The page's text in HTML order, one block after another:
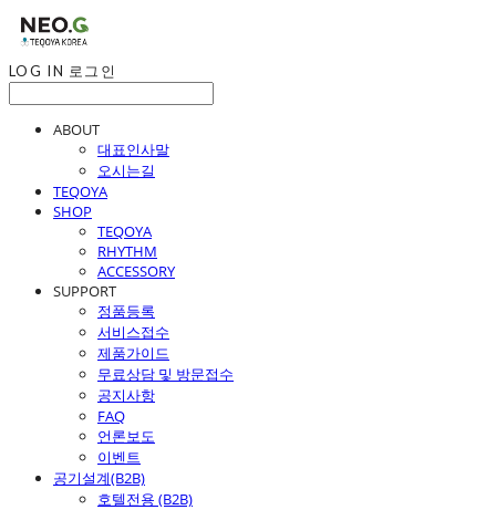
LOG IN 로그인
ABOUT
대표인사말
오시는길
TEQOYA
SHOP
TEQOYA
RHYTHM
ACCESSORY
SUPPORT
정품등록
서비스접수
제품가이드
무료상담 및 방문접수
공지사항
FAQ
언론보도
이벤트
공기설계(B2B)
호텔전용 (B2B)